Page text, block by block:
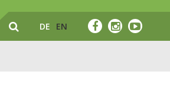
DE EN